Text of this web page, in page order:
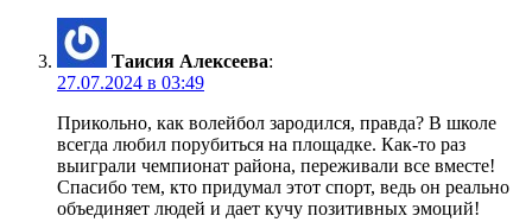
Таисия Алексеева:
27.07.2024 в 03:49
Прикольно, как волейбол зародился, правда? В школе
всегда любил порубиться на площадке. Как-то раз
выиграли чемпионат района, переживали все вместе!
Спасибо тем, кто придумал этот спорт, ведь он реально
объединяет людей и дает кучу позитивных эмоций!